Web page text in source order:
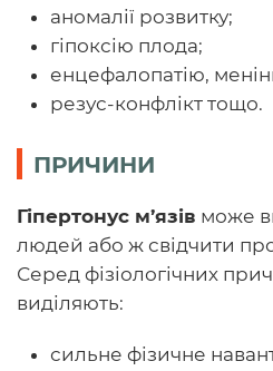
аномалії розвитку;
гіпоксію плода;
енцефалопатію,
резус-конфлікт тощо.
ПРИЧИНИ
Гіпертонус м’язів може
людей або ж свідчити
Серед фізіологічних
виділяють:
сильне фізичне